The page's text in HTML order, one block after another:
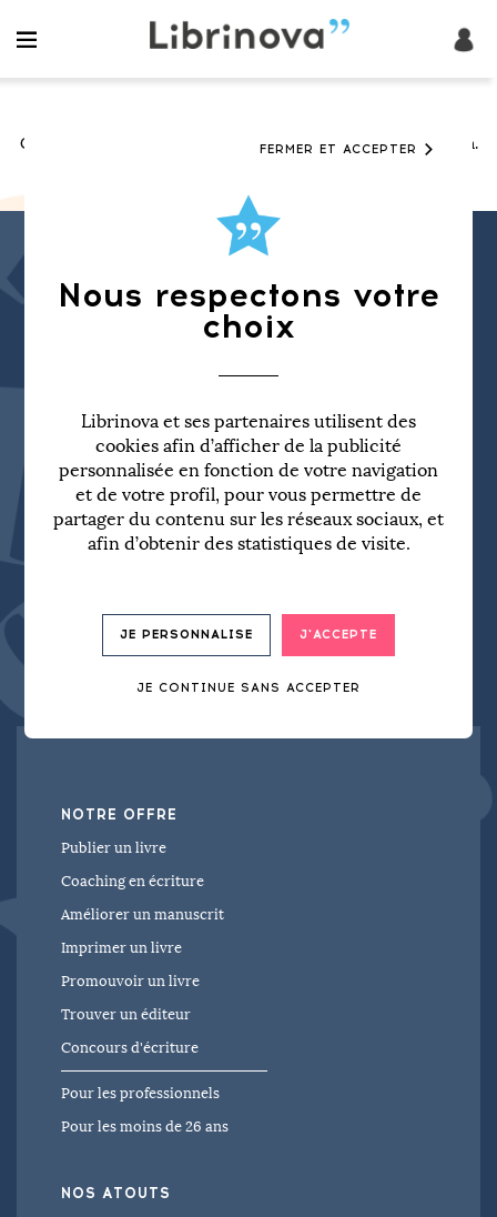
FERMER ET ACCEPTER
Nous respectons votre
choix
Librinova et ses partenaires utilisent des
cookies afin d’afficher de la publicité
personnalisée en fonction de votre navigation
et de votre profil, pour vous permettre de
partager du contenu sur les réseaux sociaux, et
afin d’obtenir des statistiques de visite.
JE PERSONNALISE J'ACCEPTE
JE CONTINUE SANS ACCEPTER
Ce livre n'existe pas (ou plus) sur la boutique en ligne Librinova.
Votre tremplin versplus de 100 maisons
d'édition.
NOTRE OFFRE
Publier un livre
Coaching en écriture
Améliorer un manuscrit
Imprimer un livre
Promouvoir un livre
Trouver un éditeur
Concours d'écriture
Pour les professionnels
Pour les moins de 26 ans
NOS ATOUTS